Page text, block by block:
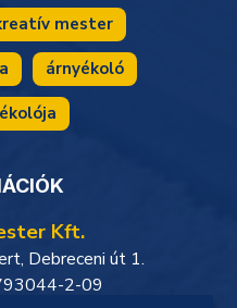
mester
árnyékoló
Kft.
Debreceni út 1.
2-09